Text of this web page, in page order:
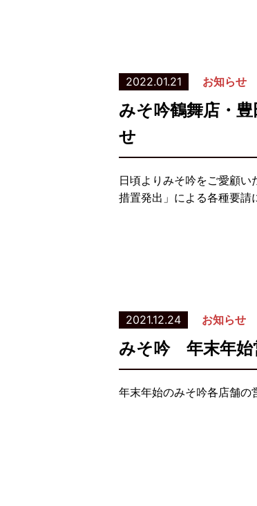
2022.01.21 お知らせ
みそ吟鶴舞店・
せ
日頃よりみそ吟をご愛顧
措置発出」による各種要
2021.12.24 お知らせ
みそ吟 年末年始
年末年始のみそ吟各店舗の